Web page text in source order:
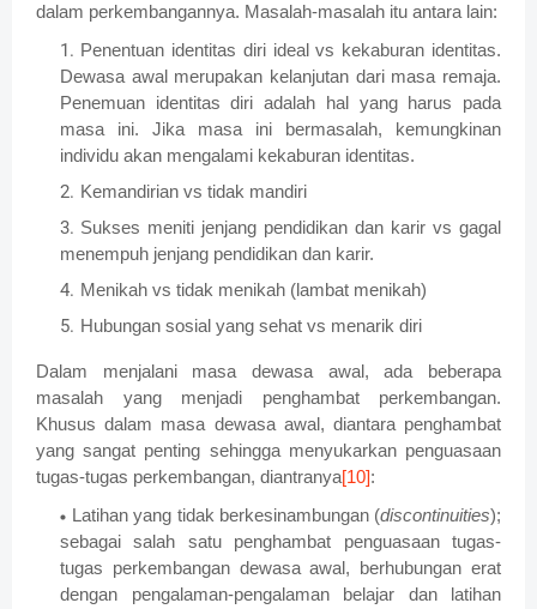
dalam perkembangannya. Masalah-masalah itu antara lain:
Penentuan identitas diri ideal vs kekaburan identitas.
Dewasa awal merupakan kelanjutan dari masa remaja.
Penemuan identitas diri adalah hal yang harus pada
masa ini. Jika masa ini bermasalah, kemungkinan
individu akan mengalami kekaburan identitas.
Kemandirian vs tidak mandiri
Sukses meniti jenjang pendidikan dan karir vs gagal
menempuh jenjang pendidikan dan karir.
Menikah vs tidak menikah (lambat menikah)
Hubungan sosial yang sehat vs menarik diri
Dalam menjalani masa dewasa awal, ada beberapa
masalah yang menjadi penghambat perkembangan.
Khusus dalam masa dewasa awal, diantara penghambat
yang sangat penting sehingga menyukarkan penguasaan
tugas-tugas perkembangan, diantranya[10]:
Latihan yang tidak berkesinambungan (discontinuities);
sebagai salah satu penghambat penguasaan tugas-
tugas perkembangan dewasa awal, berhubungan erat
dengan pengalaman-pengalaman belajar dan latihan